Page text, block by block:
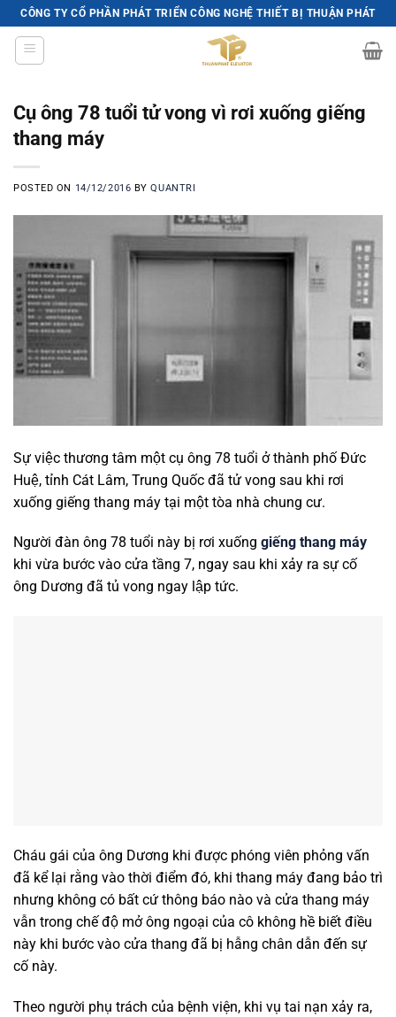
Skip
to
content
CÔNG TY CỔ PHẦN PHÁT TRIỂN CÔNG NGHỆ THIẾT BỊ THUẬN PHÁT
Cụ ông 78 tuổi tử vong vì rơi xuống giếng
thang máy
POSTED ON 14/12/2016 BYQUANTRI
Sự việc thương tâm một cụ ông 78 tuổi ở thành phố Đức
Huệ, tỉnh Cát Lâm, Trung Quốc đã tử vong sau khi rơi
xuống giếng thang máy tại một tòa nhà chung cư.
Người đàn ông 78 tuổi này bị rơi xuống giếng thang máy
khi vừa bước vào cửa tầng 7, ngay sau khi xảy ra sự cố
ông Dương đã tủ vong ngay lập tức.
Cháu gái của ông Dương khi được phóng viên phỏng vấn
đã kể lại rằng vào thời điểm đó, khi thang máy đang bảo trì
nhưng không có bất cứ thông báo nào và cửa thang máy
vẫn trong chế độ mở ông ngoại của cô không hề biết điều
này khi bước vào cửa thang đã bị hẫng chân dẫn đến sự
cố này.
Theo người phụ trách của bệnh viện, khi vụ tai nạn xảy ra,